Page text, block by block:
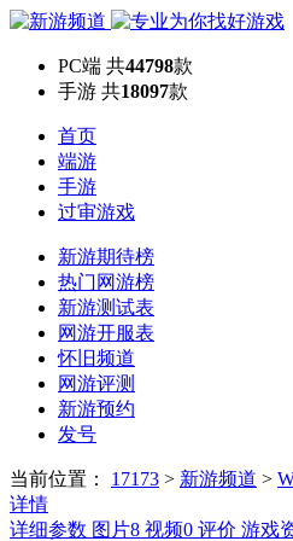
PC端 共44798款
手游 共18097款
首页
端游
手游
过审游戏
新游期待榜
热门网游榜
新游测试表
网游开服表
怀旧频道
网游评测
新游预约
发号
当前位置： 17173 > 新游频道 >
详情
详细参数 图片8 视频0 评价 游戏